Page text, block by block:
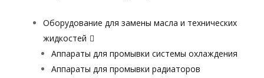
Оборудование для замены масла и технических
жидкостей
Аппараты для промывки системы охлаждения
Аппараты для промывки радиаторов